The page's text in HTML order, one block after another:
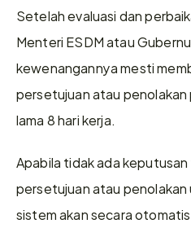
Setelah evaluasi dan
Menteri ESDM atau
kewenangannya mesti
persetujuan atau
lama 8 hari kerja.
Apabila tidak ada
persetujuan atau penolakan
sistem akan secara